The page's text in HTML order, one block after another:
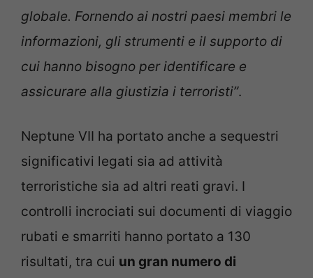
globale. Fornendo ai nostri paesi membri le
informazioni, gli strumenti e il supporto di
cui hanno bisogno per identificare e
assicurare alla giustizia i terroristi”.
Neptune VII ha portato anche a sequestri
significativi legati sia ad attività
terroristiche sia ad altri reati gravi. I
controlli incrociati sui documenti di viaggio
rubati e smarriti hanno portato a 130
risultati, tra cui un gran numero di